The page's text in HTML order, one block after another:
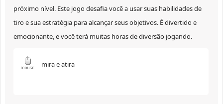
próximo nível. Este jogo desafia você a usar suas habilidades de
tiro e sua estratégia para alcançar seus objetivos. É divertido e
emocionante, e você terá muitas horas de diversão jogando.
mira e atira